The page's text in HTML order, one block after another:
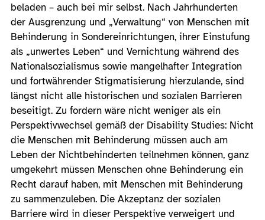
beladen – auch bei mir selbst. Nach Jahrhunderten
der Ausgrenzung und „Verwaltung“ von Menschen mit
Behinderung in Sondereinrichtungen, ihrer Einstufung
als „unwertes Leben“ und Vernichtung während des
Nationalsozialismus sowie mangelhafter Integration
und fortwährender Stigmatisierung hierzulande, sind
längst nicht alle historischen und sozialen Barrieren
beseitigt. Zu fordern wäre nicht weniger als ein
Perspektivwechsel gemäß der Disability Studies: Nicht
die Menschen mit Behinderung müssen auch am
Leben der Nichtbehinderten teilnehmen können, ganz
umgekehrt müssen Menschen ohne Behinderung ein
Recht darauf haben, mit Menschen mit Behinderung
zu sammenzuleben. Die Akzeptanz der sozialen
Barriere wird in dieser Perspektive verweigert und